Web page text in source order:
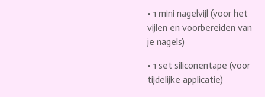
• 1 mini nagelvijl (voor het
vijlen en voorbereiden van
je nagels)
• 1 set siliconentape (voor
tijdelijke applicatie)